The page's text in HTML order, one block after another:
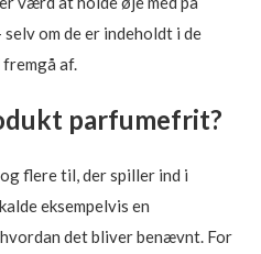
om de er indeholdt i de
af.
parfumefrit?
flere til, der spiller ind i
eksempelvis en
det bliver benævnt. For